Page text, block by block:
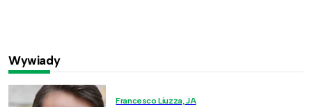
Wywiady
Francesco Liuzza, JA